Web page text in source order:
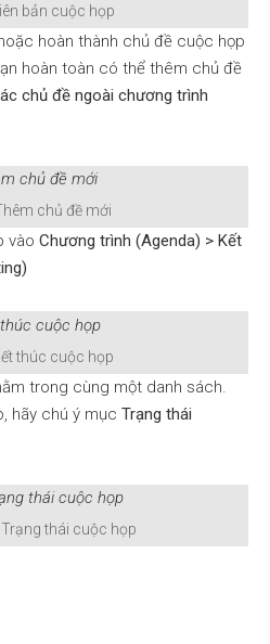
bản cuộc họp
hoàn thành chủ đề cuộc họp
hoàn toàn có thể thêm chủ đề
chủ đề ngoài chương trình
chủ đề mới
vào Chương trình (Agenda) > Kết
thúc cuộc họp
trong cùng một danh sách.
hãy chú ý mục Trạng thái
thái cuộc họp